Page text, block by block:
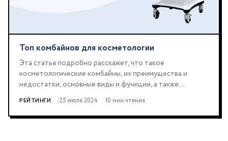
Топ комбайнов для косметологии
Эта статья подробно расскажет, что такое
косметологические комбайны, их преимущества и
недостатки, основные виды и функции, а также
предоставит рекомендации...
РЕЙТИНГИ 25 июля 2024 10 мин чтения